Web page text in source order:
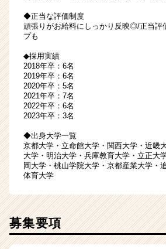
◆正当な評価制度
頑張りがお給料にしっかり反映◎/正当評
プも
◆採用実績
2018年卒：6名
2019年卒：6名
2020年卒：5名
2021年卒：7名
2022年卒：6名
2023年卒：3名
◆出身大学一覧
京都大学・立命館大学・関西大学・近畿
大学・明治大学・兵庫教育大学・立正大
岡大学・桃山学院大学・京都産業大学・
体育大学
募集要項